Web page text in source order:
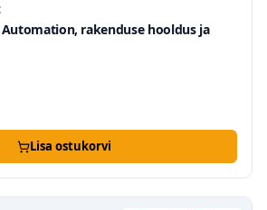
Automation, rakenduse hooldus ja
Lisa ostukorvi